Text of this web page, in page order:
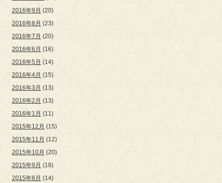
2016年9月 (20)
2016年8月 (23)
2016年7月 (20)
2016年6月 (16)
2016年5月 (14)
2016年4月 (15)
2016年3月 (13)
2016年2月 (13)
2016年1月 (11)
2015年12月 (15)
2015年11月 (12)
2015年10月 (20)
2015年9月 (18)
2015年8月 (14)